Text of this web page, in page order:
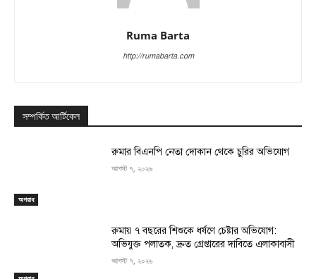
Ruma Barta
http://rumabarta.com
সম্পর্কিত আর্টিকেল
অপরাধ
রুমার বিএনপি নেতা দোকান থেকে চুরির অভিযোগ
আগস্ট ৭, ২০২৬
রুমায় ৭ বছরের শিশুকে ধর্ষণে চেষ্টার অভিযোগ:
অভিযুক্ত পলাতক, দ্রুত গ্রেপ্তারের দাবিতে এলাকাবাসী
আগস্ট ৭, ২০২৬